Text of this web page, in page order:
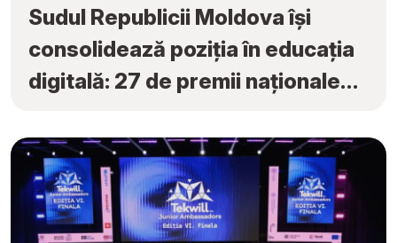
Sudul Republicii Moldova își
consolidează poziția în educația
digitală: 27 de premii naționale
Ambassadors”